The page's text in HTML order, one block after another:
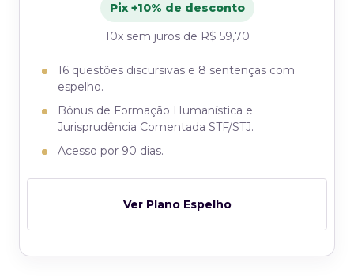
Pix +10% de desconto
10x sem juros de R$ 59,70
16 questões discursivas e 8 sentenças com
espelho.
Bônus de Formação Humanística e
Jurisprudência Comentada STF/STJ.
Acesso por 90 dias.
Ver Plano Espelho